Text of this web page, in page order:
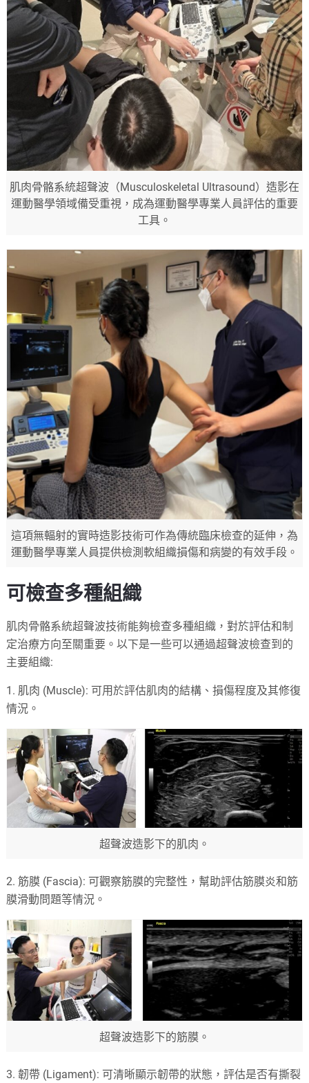
肌肉骨骼系統超聲波（Musculoskeletal Ultrasound）造影在
運動醫學領域備受重視，成為運動醫學專業人員評估的重要
工具。
這項無輻射的實時造影技術可作為傳統臨床檢查的延伸，為
運動醫學專業人員提供檢測軟組織損傷和病變的有效手段。
可檢查多種組織
肌肉骨骼系統超聲波技術能夠檢查多種組織，對於評估和制
定治療方向至關重要。以下是一些可以通過超聲波檢查到的
主要組織:
1. 肌肉 (Muscle): 可用於評估肌肉的結構、損傷程度及其修復
情況。
超聲波造影下的肌肉。
2. 筋膜 (Fascia): 可觀察筋膜的完整性，幫助評估筋膜炎和筋
膜滑動問題等情況。
超聲波造影下的筋膜。
3. 韌帶 (Ligament): 可清晰顯示韌帶的狀態，評估是否有撕裂